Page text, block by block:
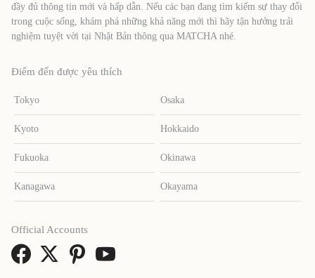
đầy đủ thông tin mới và hấp dẫn. Nếu các bạn đang tìm kiếm sự thay đổi
trong cuộc sống, khám phá những khả năng mới thì hãy tận hưởng trải
nghiệm tuyệt vời tại Nhật Bản thông qua MATCHA nhé.
Điểm đến được yêu thích
Tokyo Osaka
Kyoto Hokkaido
Fukuoka Okinawa
Kanagawa Okayama
Official Accounts